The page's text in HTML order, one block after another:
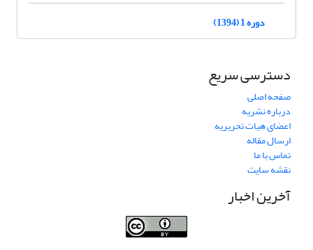
دوره 1 (1394)
دسترسی سریع
صفحه اصلی
درباره نشریه
اعضای هیات تحریریه
ارسال مقاله
تماس با ما
نقشه سایت
آخرین اخبار